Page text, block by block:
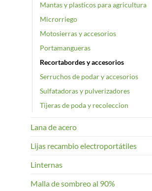
Mantas y plasticos para agricultura
Microrriego
Motosierras y accesorios
Portamangueras
Recortabordes y accesorios
Serruchos de podar y accesorios
Sulfatadoras y pulverizadores
Tijeras de poda y recoleccion
Lana de acero
Lijas recambio electroportátiles
Linternas
Malla de sombreo al 90%